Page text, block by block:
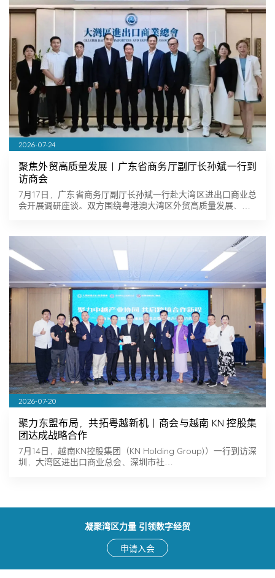
2026-07-24
聚焦外贸高质量发展｜广东省商务厅副厅长孙斌一行到
访商会
7月17日，广东省商务厅副厅长孙斌一行赴大湾区进出口商业总
会开展调研座谈。双方围绕粤港澳大湾区外贸高质量发展、…
2026-07-20
聚力东盟布局，共拓粤越新机｜商会与越南 KN 控股集
团达成战略合作
7月14日，越南KN控股集团（KN Holding Group)）一行到访深
圳，大湾区进出口商业总会、深圳市社…
凝聚湾区力量 引领数字经贸
申请入会